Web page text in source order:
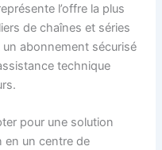
l’offre la plus
de chaînes et séries
abonnement sécurisé
technique
pour une solution
en un centre de